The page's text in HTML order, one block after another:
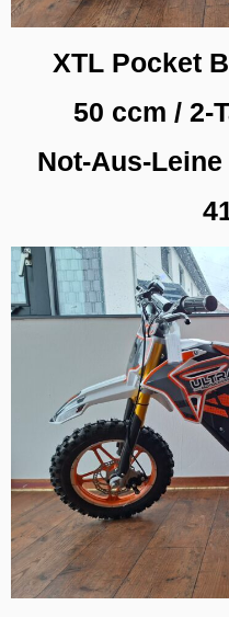
XTL Pocket
50 ccm / 2-
Not-Aus-